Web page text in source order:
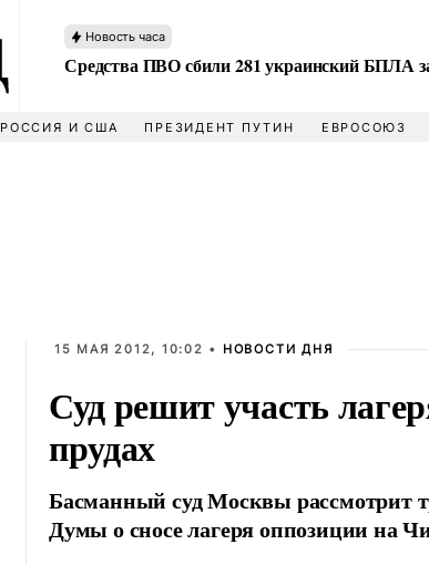
Новость часа
Средства ПВО сбили 281 украинский БПЛА
РОССИЯ И США ПРЕЗИДЕНТ ПУТИН ЕВРОСОЮЗ
15 МАЯ 2012, 10:02 • НОВОСТИ ДНЯ
Суд решит участь
прудах
Басманный суд Москвы рассмотрит
Думы о сносе лагеря оппозиции на